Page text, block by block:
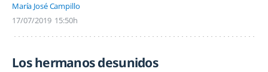
María José Campillo
17/07/2019 15:50h
Los hermanos desunidos